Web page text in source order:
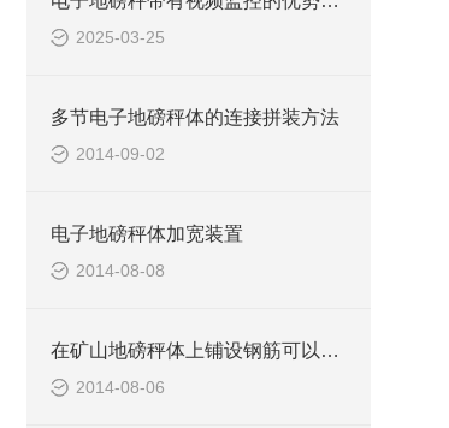
2025-03-25
多节电子地磅秤体的连接拼装方法
2014-09-02
电子地磅秤体加宽装置
2014-08-08
在矿山地磅秤体上铺设钢筋可以防滑
2014-08-06